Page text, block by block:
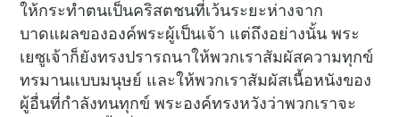
ให้กระทำตนเป็นคริสตชนที่เว้นระยะห่างจาก
บาดแผลขององค์พระผู้เป็นเจ้า แต่ถึงอย่างนั้น พระ
เยซูเจ้าก็ยังทรงปรารถนาให้พวกเราสัมผัสความทุกข์
ทรมานแบบมนุษย์ และให้พวกเราสัมผัสเนื้อหนังของ
ผู้อื่นที่กำลังทนทุกข์ พระองค์ทรงหวังว่าพวกเราจะ